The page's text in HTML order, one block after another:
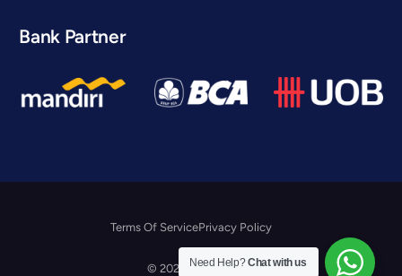
Bank Partner
© 2026 Lenus.id
Terms Of ServicePrivacy Policy
Konsultasi Gratis
Need Help?Chat with us